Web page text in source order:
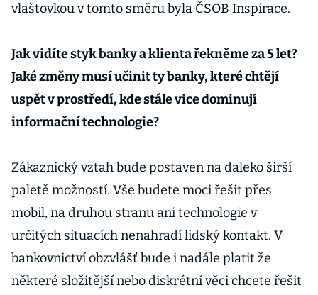
vlaštovkou v tomto směru byla ČSOB Inspirace.
Jak vidíte styk banky a klienta řekněme za 5 let?
Jaké změny musí učinit ty banky, které chtějí
uspět v prostředí, kde stále vice dominují
informační technologie?
Zákaznický vztah bude postaven na daleko širší
paletě možností. Vše budete moci řešit přes
mobil, na druhou stranu ani technologie v
určitých situacích nenahradí lidský kontakt. V
bankovnictví obzvlášť bude i nadále platit že
některé složitější nebo diskrétní věci chcete řešit